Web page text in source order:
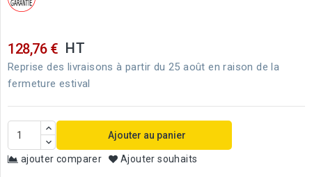
128,76 € HT
Reprise des livraisons à partir du 25 août en raison de la
fermeture estival
Ajouter au panier
ajouter comparer Ajouter souhaits